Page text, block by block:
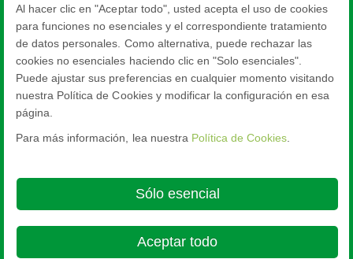
Programa de Reindustrialización y Fomento de la
Competitividad Industrial
Proyecto estrategico de inversion industrial de Pilkington
Automotive Spain
Head Office - 3-5-27 Mita Minato-ku Tokyo
Al hacer clic en "Aceptar todo", usted acepta el uso de cookies
para funciones no esenciales y el correspondiente tratamiento
de datos personales. Como alternativa, puede rechazar las
cookies no esenciales haciendo clic en "Solo esenciales".
Puede ajustar sus preferencias en cualquier momento visitando
nuestra Política de Cookies y modificar la configuración en esa
página.
Para más información, lea nuestra Política de Cookies
Sólo esencial
Aceptar todo